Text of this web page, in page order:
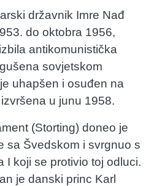
državnik Imre Nađ
do oktobra 1956,
antikomunistička
sovjetskom
uhapšen i osuđen na
u junu 1958.
(Storting) doneo je
sa Švedskom i svrgnuo s
I koji se protivio toj odluci.
je danski princ Karl